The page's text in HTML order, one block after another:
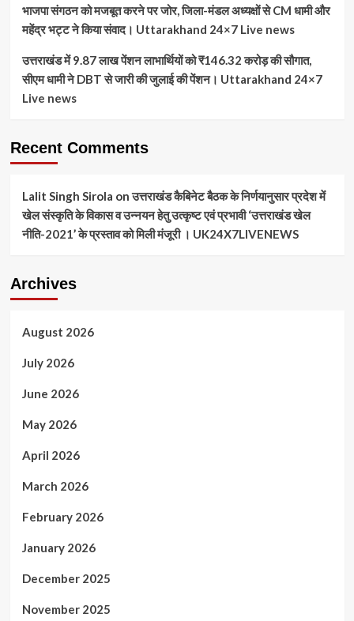
भाजपा संगठन को मजबूत करने पर जोर, जिला-मंडल अध्यक्षों से CM धामी और
महेंद्र भट्ट ने किया संवाद। Uttarakhand 24×7 Live news
उत्तराखंड में 9.87 लाख पेंशन लाभार्थियों को ₹146.32 करोड़ की सौगात,
सीएम धामी ने DBT से जारी की जुलाई की पेंशन। Uttarakhand 24×7
Live news
Recent Comments
Lalit Singh Sirola onउत्तराखंड कैबिनेट बैठक के निर्णयानुसार प्रदेश में
खेल संस्कृति के विकास व उन्नयन हेतु उत्कृष्ट एवं प्रभावी ‘उत्तराखंड खेल
नीति-2021’ के प्रस्ताव को मिली मंजूरी । UK24X7LIVENEWS
Archives
August 2026
July 2026
June 2026
May 2026
April 2026
March 2026
February 2026
January 2026
December 2025
November 2025